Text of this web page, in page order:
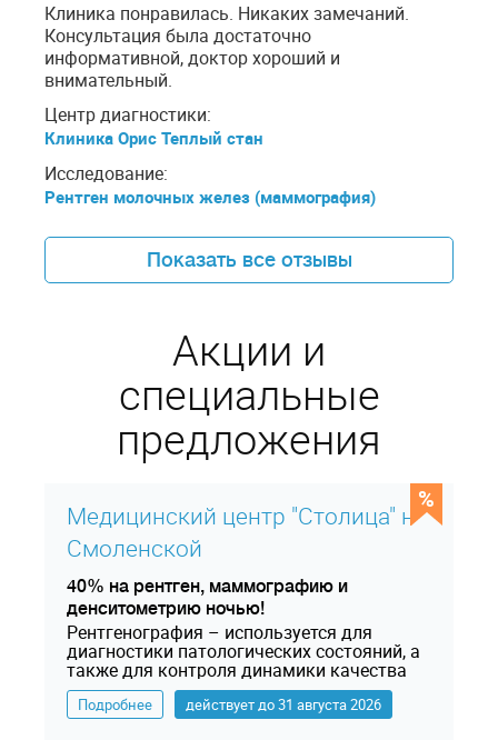
Клиника понравилась. Никаких замечаний.
Консультация была достаточно
информативной, доктор хороший и
внимательный.
Центр диагностики:
Клиника Орис Теплый стан
Исследование:
Рентген молочных желез (маммография)
Показать все отзывы
Акции и
специальные
предложения
Медицинский центр "Столица" на
Смоленской
40% на рентген, маммографию и
денситометрию ночью!
Рентгенография – используется для
диагностики патологических состояний, а
также для контроля динамики качества
лечения. Рентген назначается при
различных травмах, для исследования
состояния костно-суставного аппарата,
Подробнее действует до 31 августа 2026